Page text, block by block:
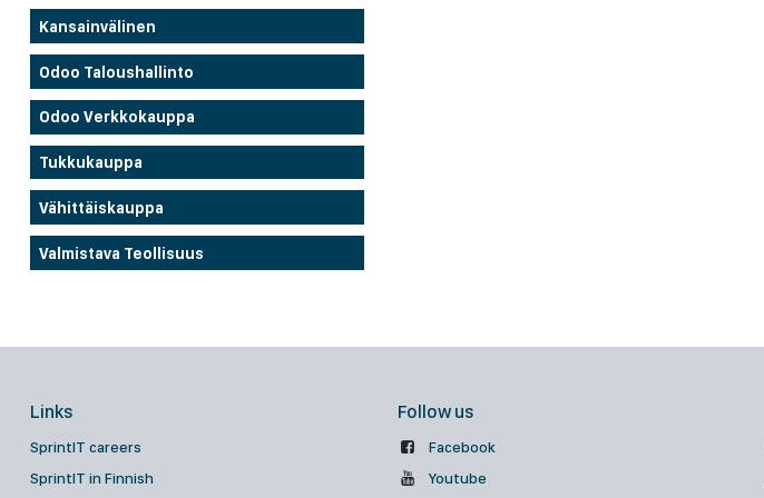
Kansainvälinen
Odoo Taloushallinto
Odoo Verkkokauppa
Tukkukauppa
Vähittäiskauppa
Valmistava Teollisuus
Links
SprintIT careers
SprintIT in Finnish
Follow us
Facebook
Youtube